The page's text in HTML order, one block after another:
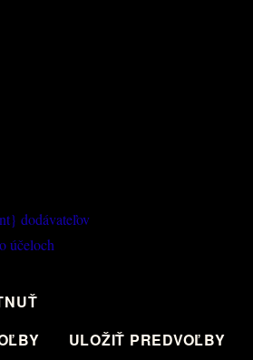
dodávateľov
účeloch
ULOŽIŤ PREDVOĽBY